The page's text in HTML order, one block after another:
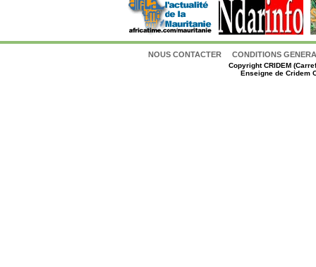
NOUS CONTACTER CONDITIONS
CopyrightCRIDEM
Enseigne de Cridem